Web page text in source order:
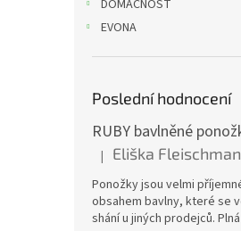
DOMÁCNOST
EVONA
Poslední hodnocení
RUBY bavlněné
Hodnocení produktu je 5 z 5
| Eliška
Ponožky jsou velmi
obsahem bavlny, které se
shání u jiných prodejců.